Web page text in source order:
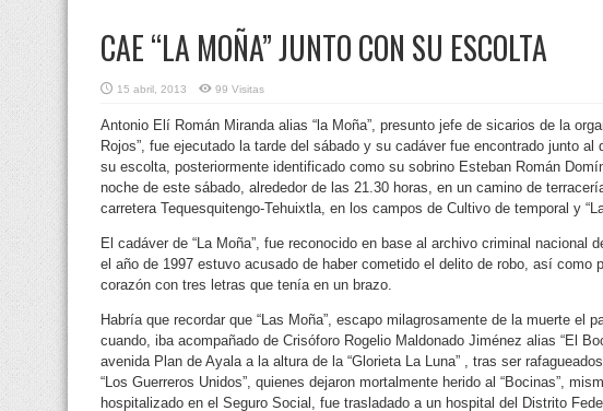
CAE “LA MOÑA” JUNTO CON SU ESCOLTA
15 abril, 2013 99 Visitas
Antonio Elí Román Miranda alias “la Moña”, presunto jefe de sicarios de la
Rojos”, fue ejecutado la tarde del sábado y su cadáver fue encontrado junto al
su escolta, posteriormente identificado como su sobrino Esteban Román
noche de este sábado, alrededor de las 21.30 horas, en un camino de
carretera Tequesquitengo-Tehuixtla, en los campos de Cultivo de temporal y
El cadáver de “La Moña”, fue reconocido en base al archivo criminal nacional
el año de 1997 estuvo acusado de haber cometido el delito de robo, así como
corazón con tres letras que tenía en un brazo.
Habría que recordar que “Las Moña”, escapo milagrosamente de la muerte el
cuando, iba acompañado de Crisóforo Rogelio Maldonado Jiménez alias “El
avenida Plan de Ayala a la altura de la “Glorieta La Luna” , tras ser
“Los Guerreros Unidos”, quienes dejaron mortalmente herido al “Bocinas”,
hospitalizado en el Seguro Social, fue trasladado a un hospital del Distrito